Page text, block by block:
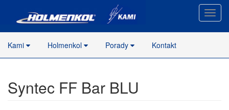
strony
Kami Holmenkol Porady Kontakt
Syntec FF Bar BLU